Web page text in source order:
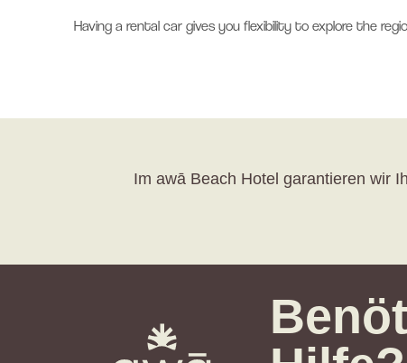
Having a rental car gives you flexibility to explore the
Im awā Beach Hotel garantieren wir